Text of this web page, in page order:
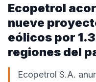
Ecopetrol
nueve
eólicos por
regiones del
Ecopetrol S.A.